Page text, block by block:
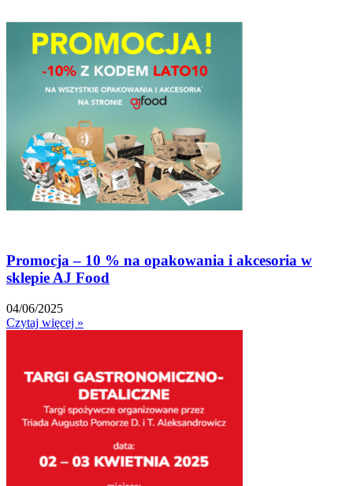
Promocja – 10 % na opakowania i akcesoria w
sklepie AJ Food
04/06/2025
Czytaj więcej »